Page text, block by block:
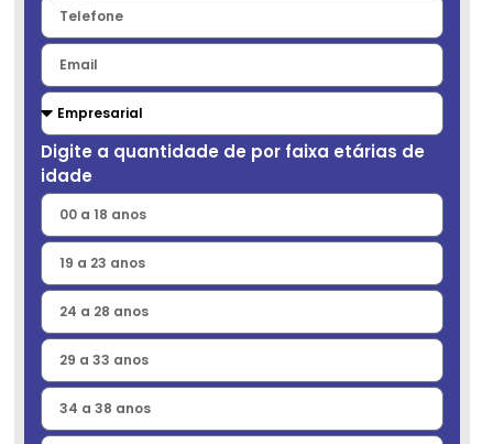
Digite a quantidade de por faixa etárias de
idade